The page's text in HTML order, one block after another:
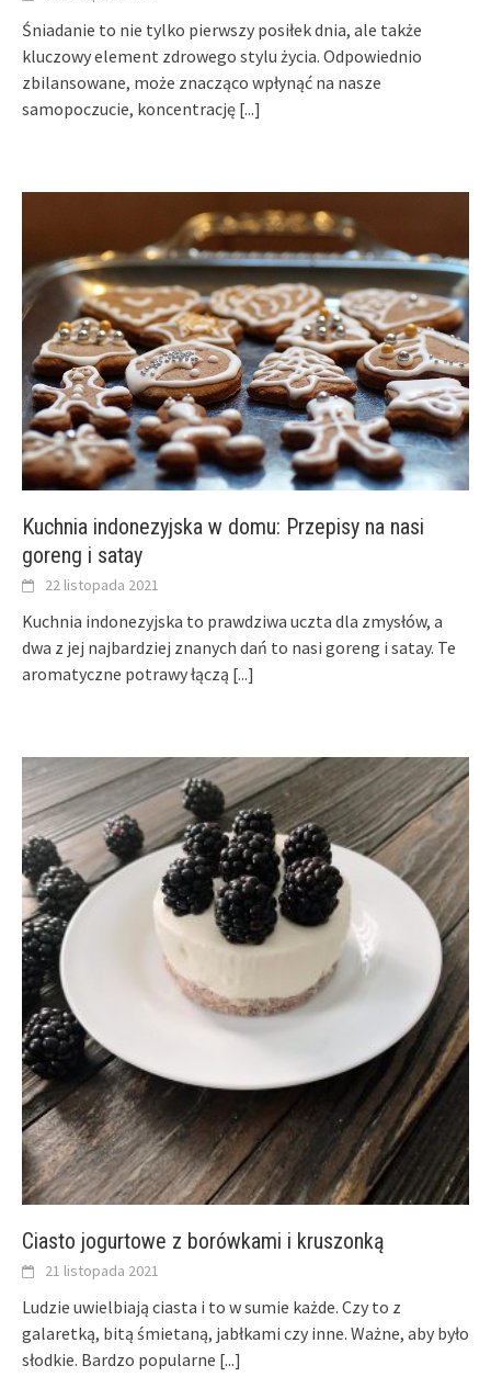
Śniadanie to nie tylko pierwszy posiłek dnia, ale także
kluczowy element zdrowego stylu życia. Odpowiednio
zbilansowane, może znacząco wpłynąć na nasze
samopoczucie, koncentrację [...]
Kuchnia indonezyjska w domu: Przepisy na nasi
goreng i satay
22 listopada 2021
Kuchnia indonezyjska to prawdziwa uczta dla zmysłów, a
dwa z jej najbardziej znanych dań to nasi goreng i satay. Te
aromatyczne potrawy łączą [...]
Ciasto jogurtowe z borówkami i kruszonką
21 listopada 2021
Ludzie uwielbiają ciasta i to w sumie każde. Czy to z
galaretką, bitą śmietaną, jabłkami czy inne. Ważne, aby było
słodkie. Bardzo popularne [...]